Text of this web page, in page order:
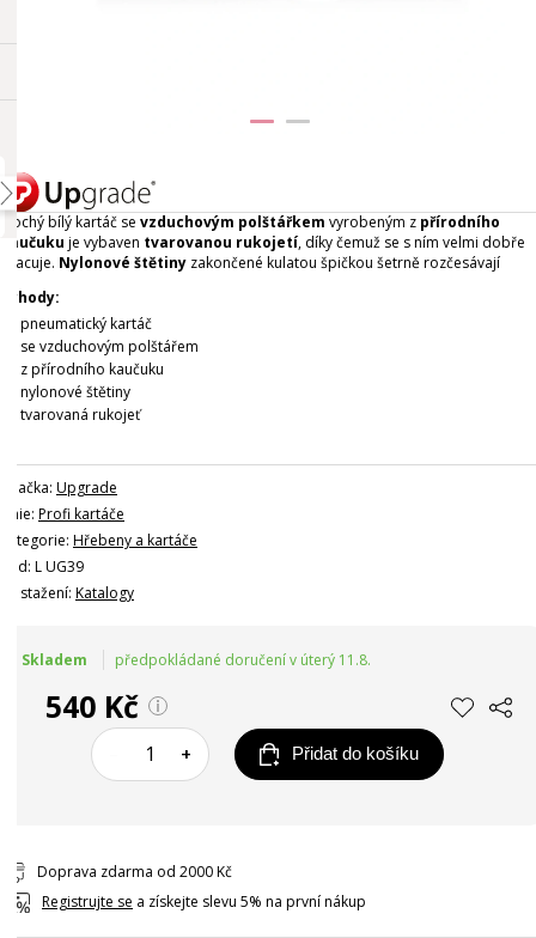
Plochý bílý kartáč se vzduchovým polštářkem vyrobeným z přírodního
kaučuku je vybaven tvarovanou rukojetí, díky čemuž se s ním velmi dobře
pracuje. Nylonové štětiny zakončené kulatou špičkou šetrně rozčesávají
Výhody:
pneumatický kartáč
se vzduchovým polštářem
z přírodního kaučuku
nylonové štětiny
tvarovaná rukojeť
Značka: Upgrade
Linie: Profi kartáče
Kategorie: Hřebeny a kartáče
Kód: L UG39
Ke stažení: Katalogy
Skladem předpokládané doručení v úterý 11.8.
540 Kč
+ Přidat do košíku
Doprava zdarma od 2000 Kč
Registrujte se a získejte slevu 5% na první nákup